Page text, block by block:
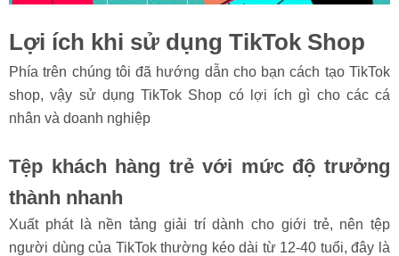
Lợi ích khi sử dụng TikTok Shop
Phía trên chúng tôi đã hướng dẫn cho bạn cách tạo TikTok
shop, vậy sử dụng TikTok Shop có lợi ích gì cho các cá
nhân và doanh nghiệp
Tệp khách hàng trẻ với mức độ trưởng
thành nhanh
Xuất phát là nền tảng giải trí dành cho giới trẻ, nên tệp
người dùng của TikTok thường kéo dài từ 12-40 tuổi, đây là